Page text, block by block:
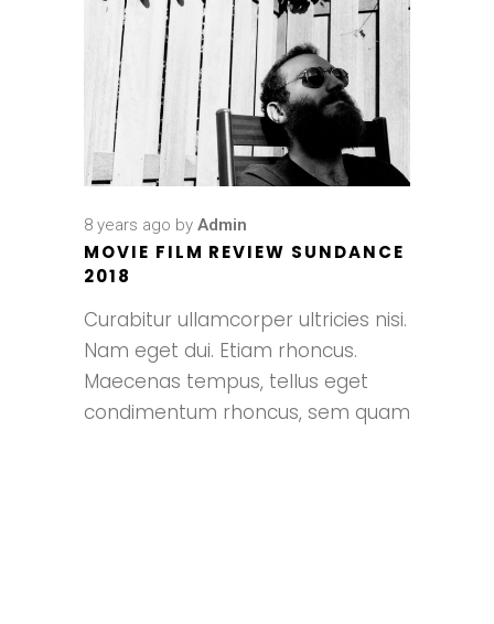
8 years ago by Admin
MOVIE FILM REVIEW SUNDANCE
2018
Curabitur ullamcorper ultricies nisi.
Nam eget dui. Etiam rhoncus.
Maecenas tempus, tellus eget
condimentum rhoncus, sem quam